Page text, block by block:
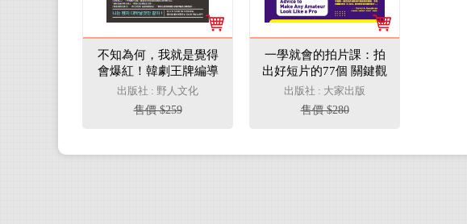
不知為何，我就是覺得
會爆紅！韓劇王牌編導
拆解20年經典神劇的爆
紅公式(電子書)
出版社 : 野人文化
售價 $259
一學就會的拍片課：拍
出好短片的77個 關鍵觀
念及技術(電子書)
出版社 : 大家出版
售價 $280